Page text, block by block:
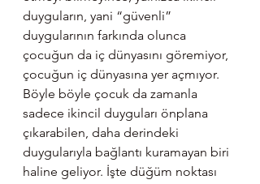
duyguların, yani “güvenli”
duygularının farkında olunca
çocuğun da iç dünyasını göremiyor,
çocuğun iç dünyasına yer açmıyor.
Böyle böyle çocuk da zamanla
sadece ikincil duyguları önplana
çıkarabilen, daha derindeki
duygularıyla bağlantı kuramayan biri
haline geliyor. İşte düğüm noktası